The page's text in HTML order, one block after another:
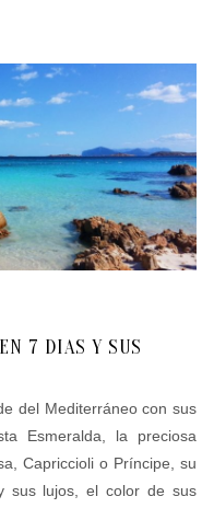
7 DIAS Y SUS
del Mediterráneo con sus
Esmeralda, la preciosa
Capriccioli o Príncipe, su
sus lujos, el color de sus